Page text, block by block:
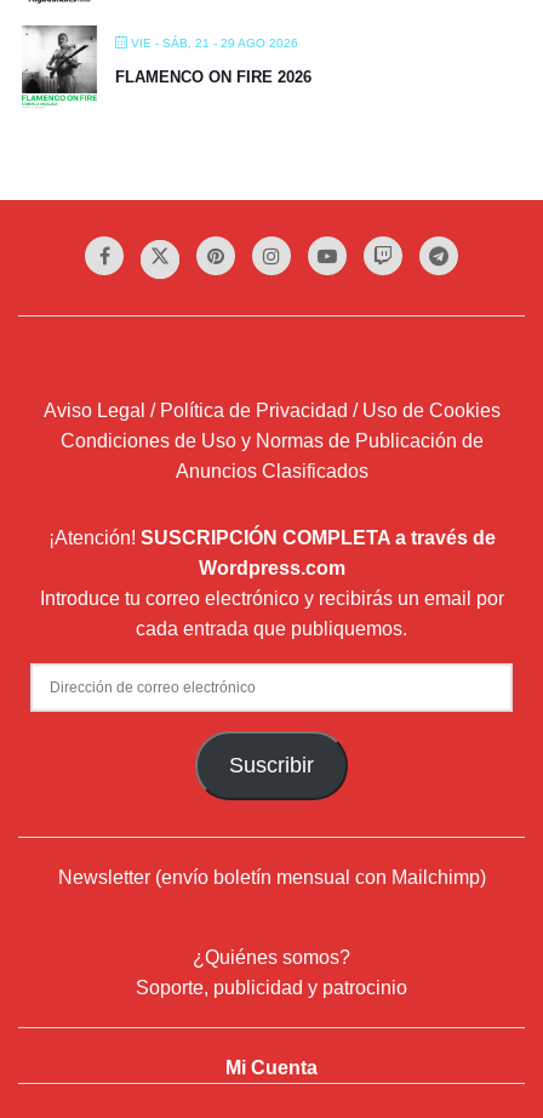
VIE - SÁB, 21 - 29 AGO 2026
FLAMENCO ON FIRE 2026
Aviso Legal / Política de Privacidad / Uso de Cookies
Condiciones de Uso y Normas de Publicación de
Anuncios Clasificados
¡Atención! SUSCRIPCIÓN COMPLETA a través de
Wordpress.com
Introduce tu correo electrónico y recibirás un email por
cada entrada que publiquemos.
Dirección
de
Suscribir
Newsletter (envío boletín mensual con Mailchimp)
¿Quiénes somos?
Soporte, publicidad y patrocinio
Mi Cuenta